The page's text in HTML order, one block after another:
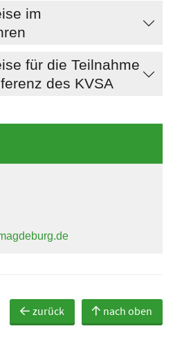
im
für die Teilnahme
des KVSA
zurück nach oben